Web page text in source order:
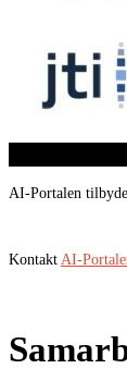
AI-Portalen
Kontakt AI-